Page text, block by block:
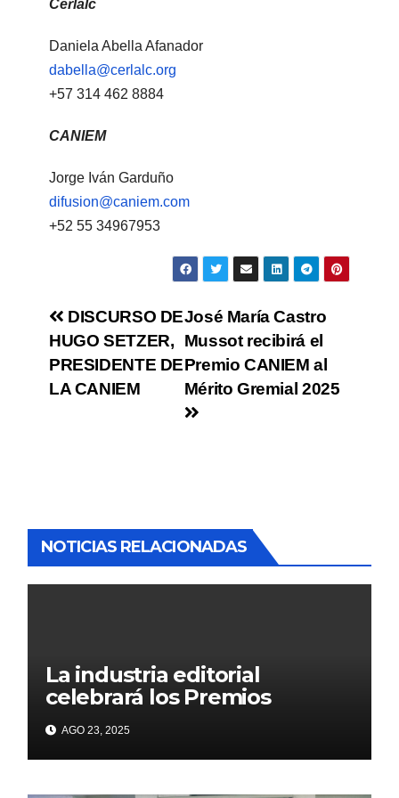
Cerlalc
Daniela Abella Afanador
dabella@cerlalc.org
+57 314 462 8884
CANIEM
Jorge Iván Garduño
difusion@caniem.com
+52 55 34967953
José María Castro
Mussot recibirá el
Premio CANIEM al
Mérito Gremial 2025
DISCURSO DE
HUGO SETZER,
PRESIDENTE DE
LA CANIEM
NOTICIAS RELACIONADAS
La industria editorial
celebrará los Premios
CANIEM 2025 el 12 de
noviembre
AGO 23, 2025